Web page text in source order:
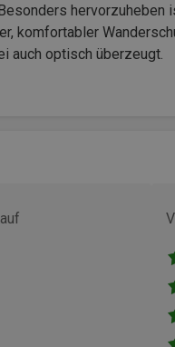
hervorzuheben
komfortabler
auch optisch überzeugt.